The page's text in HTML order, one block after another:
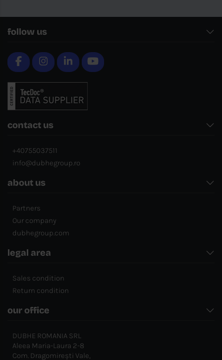
follow us
contact us
+40755037511
info@dubhegroup.ro
about us
Partners
Our company
dubhegroup.com
legal area
Sales condition
Return condition
our office
DUBHE ROMANIA SRL
Aleea Maria-Laura 2-8
Com. Dragomirești Vale,